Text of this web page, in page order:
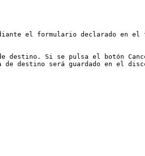
el formulario declarado en el
destino. Si se pulsa el botón
destino será guardado en el